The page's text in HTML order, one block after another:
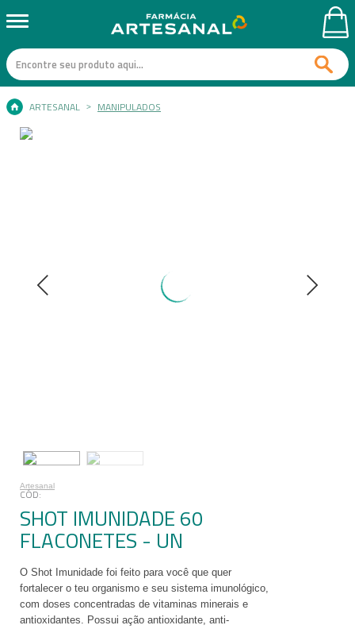
ARTESANAL MANIPULADOS
Artesanal
SHOT IMUNIDADE 60
FLACONETES - UN
O Shot Imunidade foi feito para você que quer
fortalecer o teu organismo e seu sistema imunológico,
com doses concentradas de vitaminas minerais e
antioxidantes. Possui ação antioxidante, anti-